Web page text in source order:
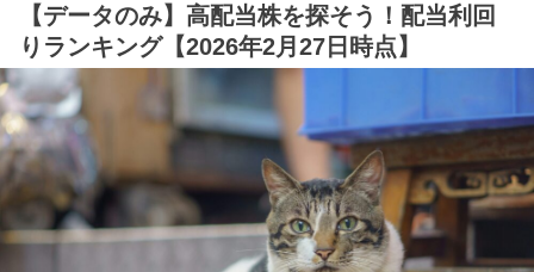
【データのみ】高配当株を探そう！配当利回
りランキング【2026年2月27日時点】